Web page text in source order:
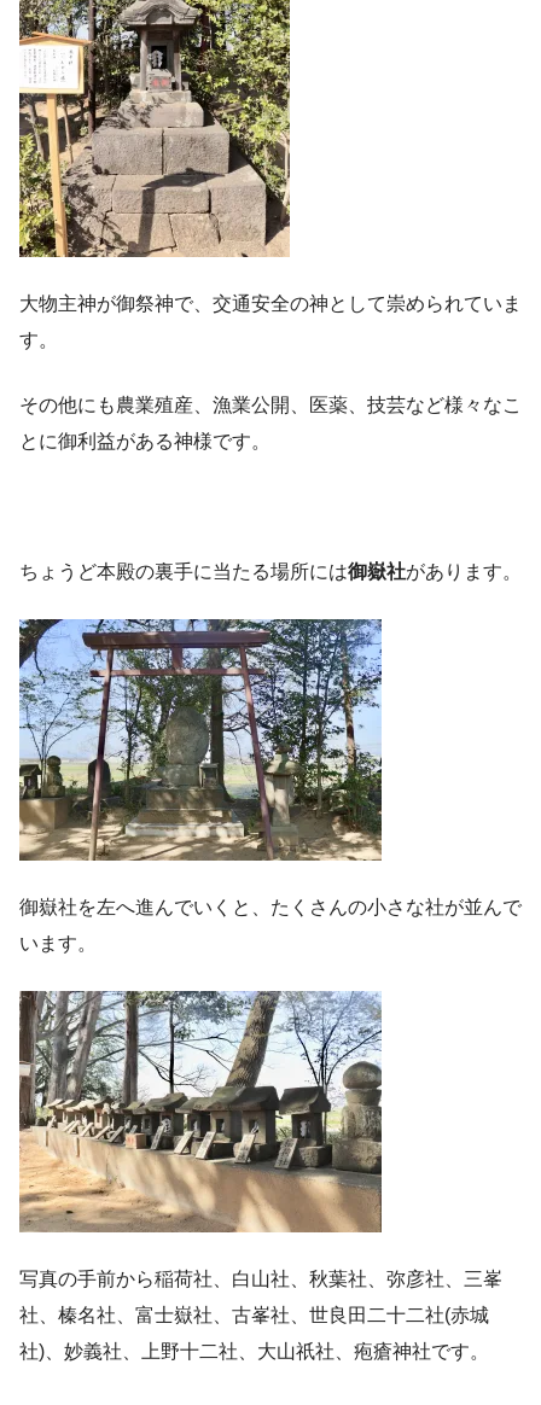
大物主神が御祭神で、交通安全の神として崇められていま
す。
その他にも農業殖産、漁業公開、医薬、技芸など様々なこ
とに御利益がある神様です。
ちょうど本殿の裏手に当たる場所には御嶽社があります。
御嶽社を左へ進んでいくと、たくさんの小さな社が並んで
います。
写真の手前から稲荷社、白山社、秋葉社、弥彦社、三峯
社、榛名社、富士嶽社、古峯社、世良田二十二社(赤城
社)、妙義社、上野十二社、大山祇社、疱瘡神社です。